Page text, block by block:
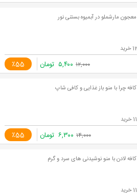
معجون مارشملو در آبمیوه بستنی نور
٪55 ۱۲,۰۰۰ ۵,۴۰۰ تومان
کافه چرا با منو باز غذایی و کافی شاپ
٪55 ۱۴,۰۰۰ ۶,۳۰۰ تومان
کافه لادن با منو نوشیدنی های سرد و گرم